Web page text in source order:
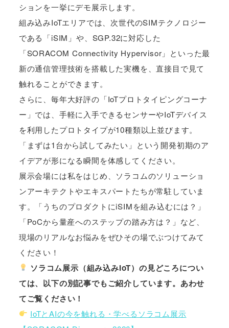
ションを一挙にデモ展示します。
組み込みIoTエリアでは、次世代のSIMテクノロジー
である「iSIM」や、SGP.32に対応した
「SORACOM Connectivity Hypervisor」といった最
新の通信管理技術を搭載した実機を、直接目で見て
触れることができます。
さらに、毎年大好評の「IoTプロトタイピングコーナ
ー」では、手軽に入手できるセンサーやIoTデバイス
を利用したプロトタイプが10種類以上並びます。
「まずは1台から試してみたい」という開発初期のア
イデアが形になる瞬間を体感してください。
展示会場には私をはじめ、ソラコムのソリューショ
ンアーキテクトやエキスパートたちが常駐していま
す。「うちのプロダクトにiSIMを組み込むには？」
「PoCから量産へのステップの踏み方は？」など、
現場のリアルなお悩みをぜひその場でぶつけてみて
ください！
ソラコム展示（組み込みIoT）の見どころについ
ては、以下の別記事でもご紹介しています。あわせ
てご覧ください！
IoTとAIの今を触れる・学べるソラコム展示